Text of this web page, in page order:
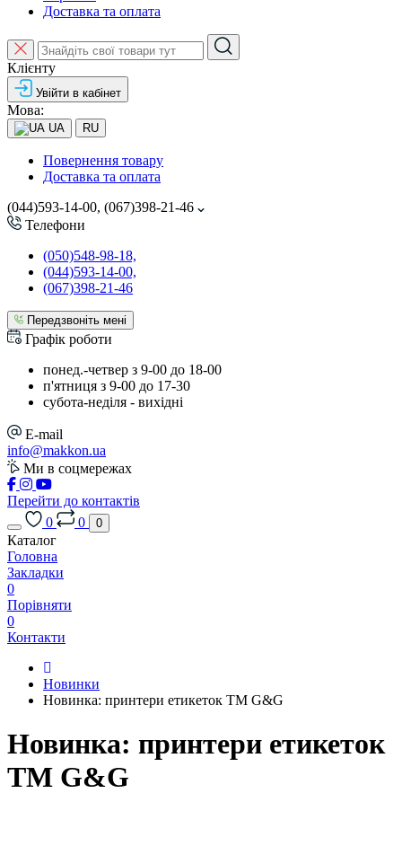
Доставка та оплата
Клієнту
Увійти в кабінет
Мова:
UA RU
Повернення товару
Доставка та оплата
(044)593-14-00, (067)398-21-46
Телефони
(050)548-98-18,
(044)593-14-00,
(067)398-21-46
Передзвоніть мені
Графік роботи
понед.-четвер з 9-00 до 18-00
п'ятниця з 9-00 до 17-30
cубота-неділя - вихідні
E-mail
info@makkon.ua
Ми в соцмережах
Перейти до контактів
0
0 0
Каталог
Головна
Закладки
0
Порівняти
0
Контакти
Новинки
Новинка: принтери етикеток ТМ G&G
Новинка: принтери етикеток
ТМ G&G